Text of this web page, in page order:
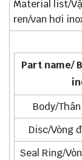
Material list/
ren/van hơi
Part name/
Body/
Disc/Vòng
Seal Ring/